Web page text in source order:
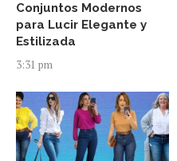
Conjuntos Modernos
para Lucir Elegante y
Estilizada
3:31 pm